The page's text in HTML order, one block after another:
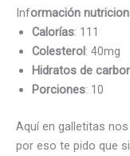
Información
Calorías: 111
Colesterol : 40mg
Hidratos de
Porciones: 10
Aquí en galletitas
por eso te pido que